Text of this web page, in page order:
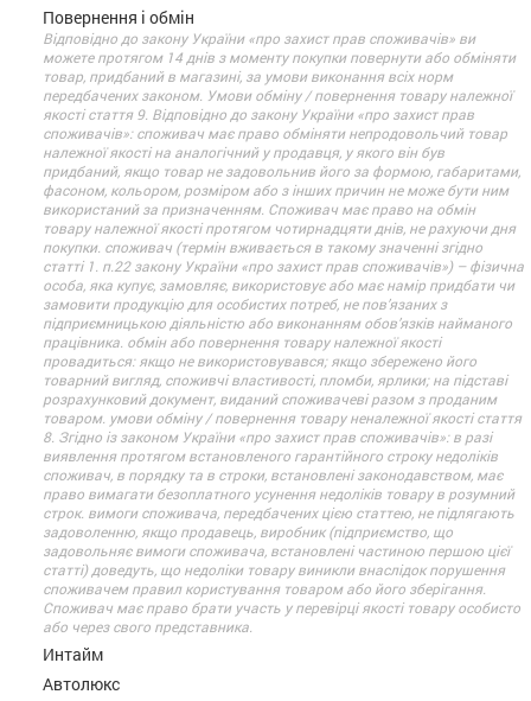
Повернення і обмін
Відповідно до закону України «про захист прав споживачів» ви
можете протягом 14 днів з моменту покупки повернути або обміняти
товар, придбаний в магазині, за умови виконання всіх норм
передбачених законом. Умови обміну / повернення товару належної
якості стаття 9. Відповідно до закону України «про захист прав
споживачів»: споживач має право обміняти непродовольчий товар
належної якості на аналогічний у продавця, у якого він був
придбаний, якщо товар не задовольнив його за формою, габаритами,
фасоном, кольором, розміром або з інших причин не може бути ним
використаний за призначенням. Споживач має право на обмін
товару належної якості протягом чотирнадцяти днів, не рахуючи дня
покупки. споживач (термін вживається в такому значенні згідно
статті 1. п.22 закону України «про захист прав споживачів») – фізична
особа, яка купує, замовляє, використовує або має намір придбати чи
замовити продукцію для особистих потреб, не пов’язаних з
підприємницькою діяльністю або виконанням обов’язків найманого
працівника. обмін або повернення товару належної якості
провадиться: якщо не використовувався; якщо збережено його
товарний вигляд, споживчі властивості, пломби, ярлики; на підставі
розрахунковий документ, виданий споживачеві разом з проданим
товаром. умови обміну / повернення товару неналежної якості стаття
8. Згідно із законом України «про захист прав споживачів»: в разі
виявлення протягом встановленого гарантійного строку недоліків
споживач, в порядку та в строки, встановлені законодавством, має
право вимагати безоплатного усунення недоліків товару в розумний
строк. вимоги споживача, передбачених цією статтею, не підлягають
задоволенню, якщо продавець, виробник (підприємство, що
задовольняє вимоги споживача, встановлені частиною першою цієї
статті) доведуть, що недоліки товару виникли внаслідок порушення
споживачем правил користування товаром або його зберігання.
Споживач має право брати участь у перевірці якості товару особисто
або через свого представника.
Интайм
Автолюкс